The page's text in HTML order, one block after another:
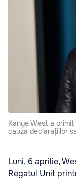
Kanye West a
cauza declarațiilor
Luni, 6 aprilie,
Regatul Unit